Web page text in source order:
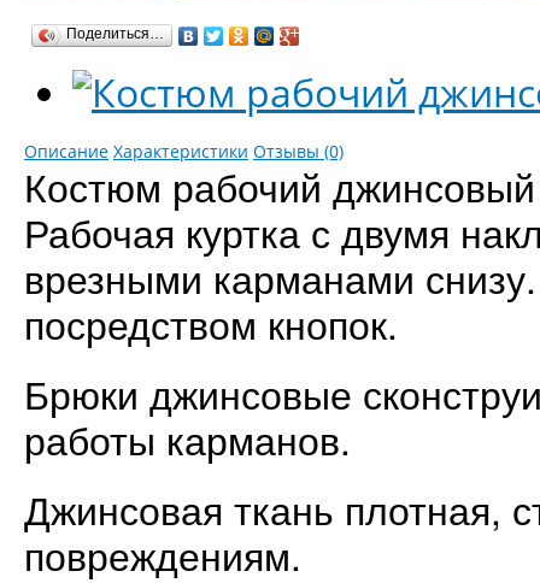
Поделиться…
Описание Характеристики Отзывы (0)
Костюм рабочий джинсовый
Рабочая куртка с двумя
врезными карманами снизу.
посредством кнопок.
Брюки джинсовые
работы карманов.
Джинсовая ткань плотная,
повреждениям.